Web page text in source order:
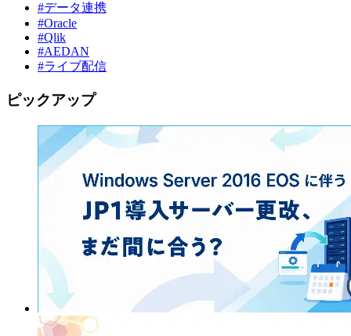
#データ連携
#Oracle
#Qlik
#AEDAN
#ライブ配信
ピックアップ